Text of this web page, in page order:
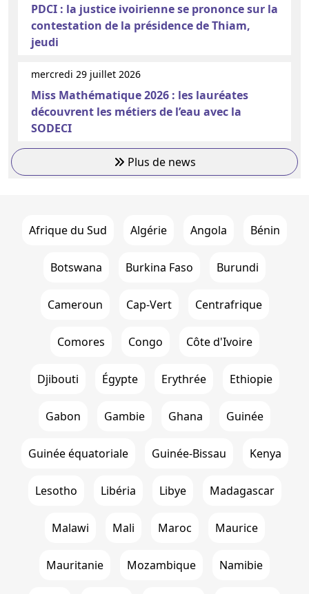
PDCI : la justice ivoirienne se prononce sur la
contestation de la présidence de Thiam,
jeudi
mercredi 29 juillet 2026
Miss Mathématique 2026 : les lauréates
découvrent les métiers de l’eau avec la
SODECI
Plus de news
Afrique du Sud Algérie Angola Bénin
Botswana Burkina Faso Burundi
Cameroun Cap-Vert Centrafrique
Comores Congo Côte d'Ivoire
Djibouti Égypte Erythrée Ethiopie
Gabon Gambie Ghana Guinée
Guinée équatoriale Guinée-Bissau Kenya
Lesotho Libéria Libye Madagascar
Malawi Mali Maroc Maurice
Mauritanie Mozambique Namibie